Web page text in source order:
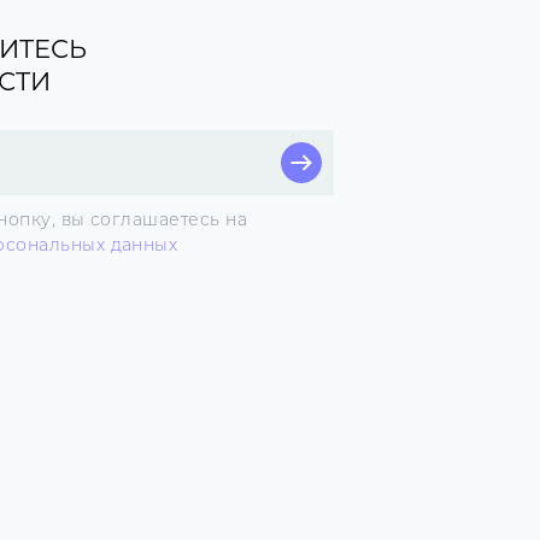
вы соглашаетесь на
данных